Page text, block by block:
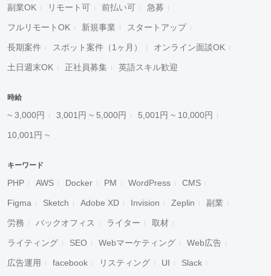
副業OK リモート可 前払い可 急募
フルリモートOK 新規事業 スタートアップ
長期案件 スポット案件（1ヶ月） オンライン面談OK
土日週末OK 正社員募集 英語スキル歓迎
時給
~ 3,000円 3,001円 ~ 5,000円 5,001円 ~ 10,000円
10,001円 ~
キーワード
PHP AWS Docker PM WordPress CMS
Figma Sketch Adobe XD Invision Zeplin 副業
労務 バックオフィス ライター 取材
ライティング SEO Webマーケティング Web広告
広告運用 facebook リスティング UI Slack